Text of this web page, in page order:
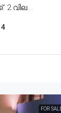
2.വില...
4
FOR